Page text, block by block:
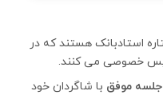
چارلی از اساتید 4 ستاره استادبانک هستند که در
خصوصی می کنند.
با شاگردان خود